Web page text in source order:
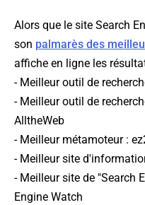
Alors que le site Search
son palmarès des
affiche en ligne les
- Meilleur outil de
- Meilleur outil de
AlltheWeb
- Meilleur métamoteur :
- Meilleur site
- Meilleur site de "Search
Engine Watch